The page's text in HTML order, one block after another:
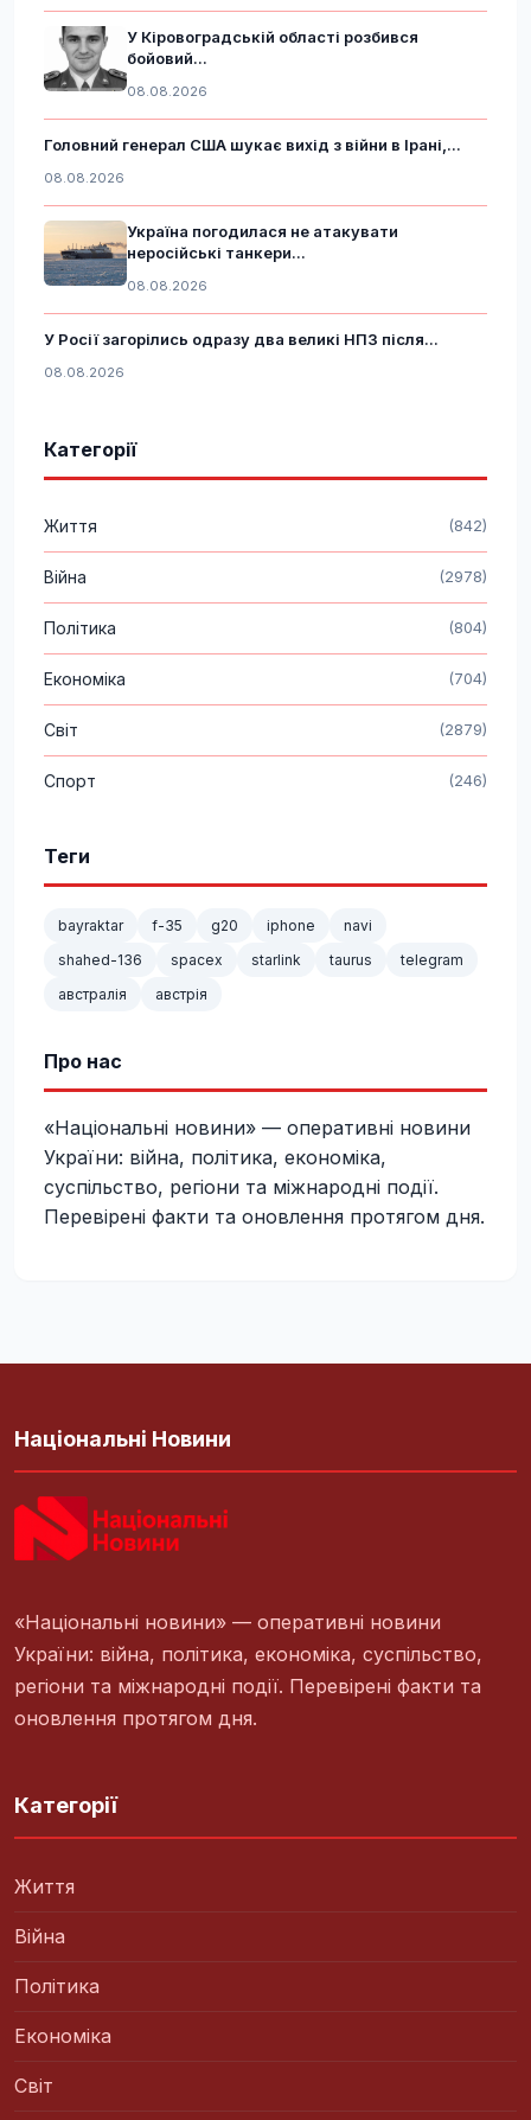
У Кіровоградській області розбився
бойовий...
08.08.2026
Головний генерал США шукає вихід з війни в Ірані,...
08.08.2026
Україна погодилася не атакувати
неросійські танкери...
08.08.2026
У Росії загорілись одразу два великі НПЗ після...
08.08.2026
Категорії
Життя (842)
Війна (2978)
Політика (804)
Економіка (704)
Світ (2879)
Спорт (246)
Теги
bayraktar f-35 g20 iphone
navi
shahed-136
spacex starlink taurus
telegram
австралія
австрія
Про нас
«Національні новини» — оперативні новини
України: війна, політика, економіка,
суспільство, регіони та міжнародні події.
Перевірені факти та оновлення протягом дня.
Національні Новини
«Національні новини» — оперативні новини
України: війна, політика, економіка, суспільство,
регіони та міжнародні події. Перевірені факти та
оновлення протягом дня.
Категорії
Життя
Війна
Політика
Економіка
Світ